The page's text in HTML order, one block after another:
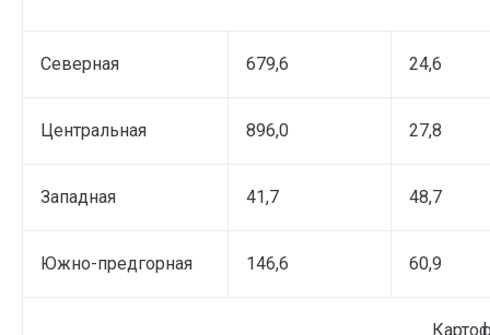
Северная 679,6 24,6
Центральная 896,0 27,8
Западная 41,7 48,7
Южно-предгорная 146,6 60,9